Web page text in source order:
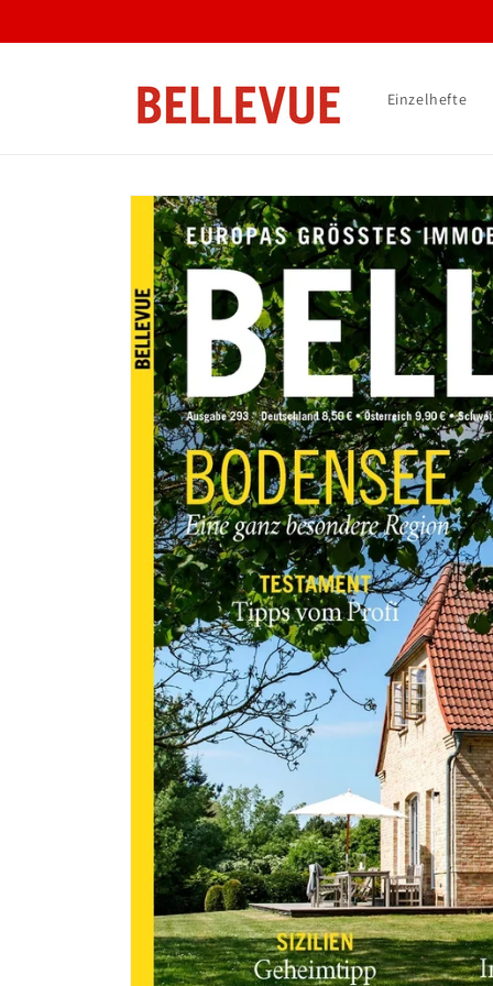
Inhalt
Einzelhefte
Zu
Produktinformationen
springen